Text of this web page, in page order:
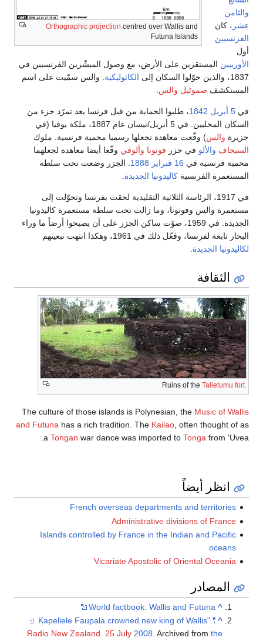
Orthographic projection centred over Wallis and
Futuna Islands
والثامن
عشر ، كان
الفرنسيين
أول
الأوربيين المستقرين على الأرض، مع وصول المبشّرين الفرنسيين في
1837، والذين حوّلوا السكان إلى
الكاثوليكية . والس سمّيت على اسم
المستكشف صموئيل والس
في 5 أبريل 1842، طلبوا الحماية من قبل فرنسا بعد تمرّد جزء من
السكان المحليين. في 5 أبريل/نيسان عام 1887، ملكة يوفيا (في
جزيرة والس) وقّعت معاهدة تجعلها رسميا محمية فرنسية. ملوك
السيجاف والألو في جزر فوتونا وألوفي وقّعا أيضا معاهدة لجعلهما
محمية فرنسية في 16 فبراير 1888 . الجزر وضعت تحت سلطة
المستعمرة الفرنسية كاليدونيا الجديدة
في 1917، الرئاسة الثلاثية التقليدية لحقت بفرنسا وتحوّلت إلى
مستعمرة والس وفوتونا، وما زالت تحت سلطة مستعمرة كاليدونيا
الجديدة. في 1959، صوّت ساكن الجزر على أن يصبحوا أرضاً ما وراء
البحار تابعة لفرنسا، وفعّل ذلك في 1961، وهكذا انتهت تبعيتهم
لكاليدونيا الجديدة
الثقافة
Ruins of the Talietumu fort
The culture of those islands is Polynesian, the Music of Wallis
and Futuna has a rich tradition. The Kailao , often thought of as
a Tongan war dance was imported to Tonga from 'Uvea.
انظر أيضاً
French overseas departments and territories
Administrative divisions of France
Islands controlled by France in the Indian and Pacific
oceans
Vicariate Apostolic of Oriental Oceania
المصادر
^
World factbook: Wallis and Futuna
^
"Kapeliele Faupala crowned new king of Wallis"
.
Radio New Zealand
25 July 2008 . Archived fromthe